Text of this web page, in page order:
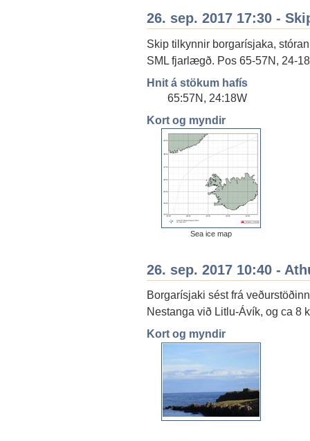
26. sep. 2017 17:30 -
Skip tilkynnir borgarísjaka,
SML fjarlægð. Pos 65-57N, 24-
Hnit á stökum hafís
65:57N, 24:18W
Kort og myndir
Sea ice map
26. sep. 2017 10:40 -
Borgarísjaki sést frá
Nestanga við Litlu-Ávík, og ca 8
Kort og myndir